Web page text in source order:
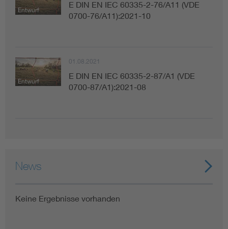
Entwurf
E DIN EN IEC 60335-2-76/A11 (VDE
0700-76/A11):2021-10
Entwurf
01.08.2021
E DIN EN IEC 60335-2-87/A1 (VDE
0700-87/A1):2021-08
News
Keine Ergebnisse vorhanden